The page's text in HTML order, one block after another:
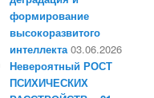
формирование
высокоразвитого
интеллекта 03.06.2026
Невероятный РОСТ
ПСИХИЧЕСКИХ